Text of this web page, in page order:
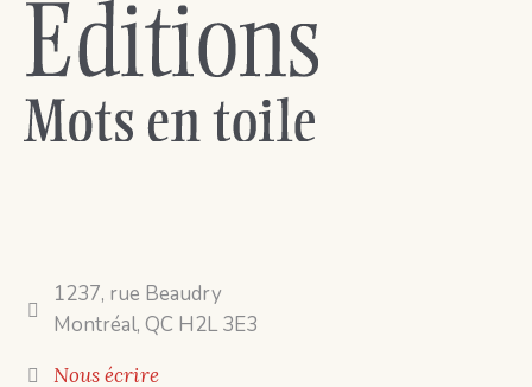
1237, rue Beaudry
Montréal, QC H2L 3E3
Nous écrire